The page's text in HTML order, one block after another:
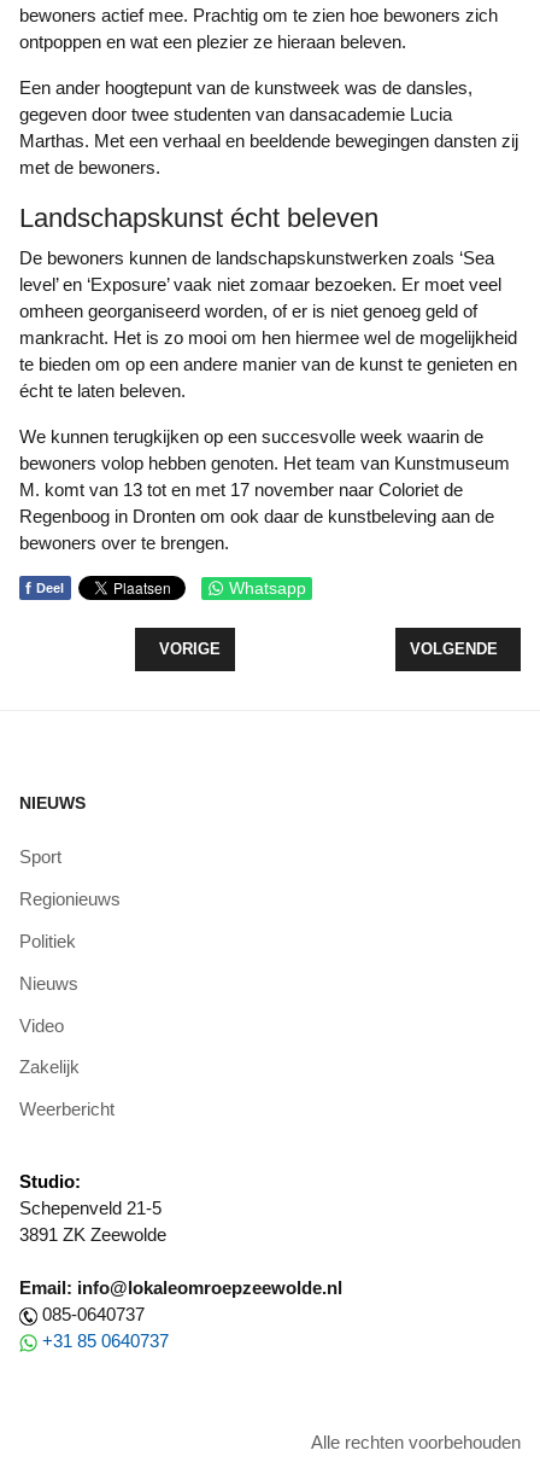
bewoners actief mee. Prachtig om te zien hoe bewoners zich
ontpoppen en wat een plezier ze hieraan beleven.
Een ander hoogtepunt van de kunstweek was de dansles,
gegeven door twee studenten van dansacademie Lucia
Marthas. Met een verhaal en beeldende bewegingen dansten zij
met de bewoners.
Landschapskunst écht beleven
De bewoners kunnen de landschapskunstwerken zoals ‘Sea
level’ en ‘Exposure’ vaak niet zomaar bezoeken. Er moet veel
omheen georganiseerd worden, of er is niet genoeg geld of
mankracht. Het is zo mooi om hen hiermee wel de mogelijkheid
te bieden om op een andere manier van de kunst te genieten en
écht te laten beleven.
We kunnen terugkijken op een succesvolle week waarin de
bewoners volop hebben genoten. Het team van Kunstmuseum
M. komt van 13 tot en met 17 november naar Coloriet de
Regenboog in Dronten om ook daar de kunstbeleving aan de
bewoners over te brengen.
f Deel Whatsapp
VORIG ARTIKEL: VERVANG JE LAATSTE
VORIGE VOLGENDE
VOLGENDE
NIEUWS
Sport
Regionieuws
Politiek
Nieuws
Video
Zakelijk
Weerbericht
Studio:
Schepenveld 21-5
3891 ZK Zeewolde
Email: info@lokaleomroepzeewolde.nl
085-0640737
+31 85 0640737
Alle rechten voorbehouden